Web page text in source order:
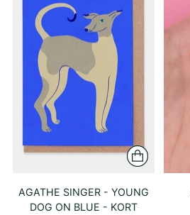
AGATHE SINGER - YOUNG
DOG ON BLUE - KORT